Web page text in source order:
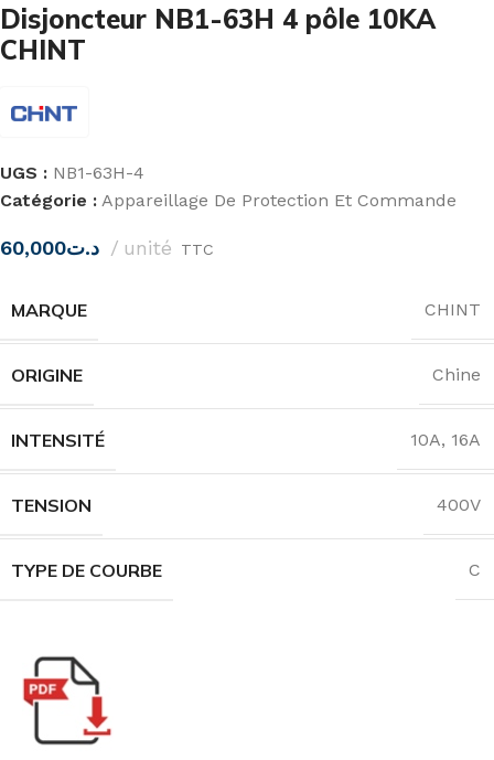
Disjoncteur NB1-63H 4 pôle 10KA
CHINT
UGS : NB1-63H-4
Catégorie : Appareillage De Protection Et Commande
د.ت60,000 unité TTC
MARQUE CHINT
ORIGINE Chine
INTENSITÉ 10A, 16A
TENSION 400V
TYPE DE COURBE C